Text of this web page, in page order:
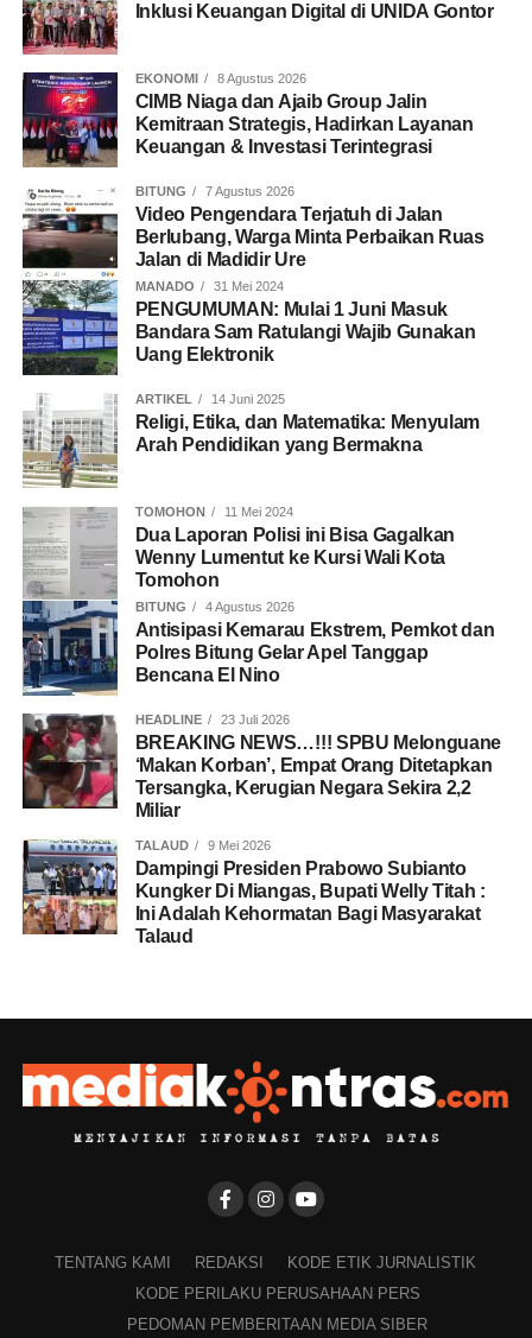
Inklusi Keuangan Digital di UNIDA Gontor
EKONOMI 8 Agustus 2026
CIMB Niaga dan Ajaib Group Jalin
Kemitraan Strategis, Hadirkan Layanan
Keuangan & Investasi Terintegrasi
BITUNG 7 Agustus 2026
Video Pengendara Terjatuh di Jalan
Berlubang, Warga Minta Perbaikan Ruas
Jalan di Madidir Ure
MANADO 31 Mei 2024
PENGUMUMAN: Mulai 1 Juni Masuk
Bandara Sam Ratulangi Wajib Gunakan
Uang Elektronik
ARTIKEL 14 Juni 2025
Religi, Etika, dan Matematika: Menyulam
Arah Pendidikan yang Bermakna
TOMOHON 11 Mei 2024
Dua Laporan Polisi ini Bisa Gagalkan
Wenny Lumentut ke Kursi Wali Kota
Tomohon
BITUNG 4 Agustus 2026
Antisipasi Kemarau Ekstrem, Pemkot dan
Polres Bitung Gelar Apel Tanggap
Bencana El Nino
HEADLINE 23 Juli 2026
BREAKING NEWS…!!! SPBU Melonguane
‘Makan Korban’, Empat Orang Ditetapkan
Tersangka, Kerugian Negara Sekira 2,2
Miliar
TALAUD 9 Mei 2026
Dampingi Presiden Prabowo Subianto
Kungker Di Miangas, Bupati Welly Titah :
Ini Adalah Kehormatan Bagi Masyarakat
Talaud
TENTANG KAMI REDAKSI
KODE ETIK JURNALISTIK
KODE PERILAKU PERUSAHAAN PERS
PEDOMAN PEMBERITAAN MEDIA SIBER